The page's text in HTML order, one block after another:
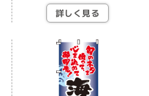
詳しく見る